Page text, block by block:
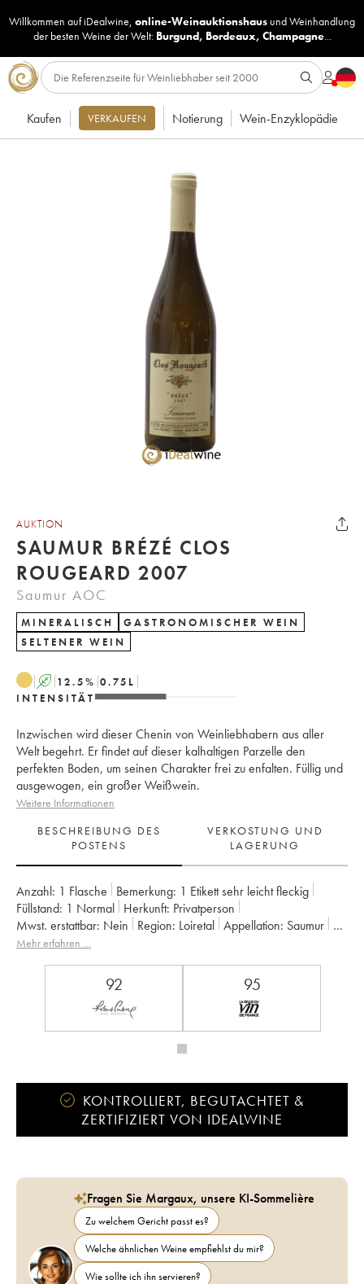
Willkommen auf iDealwine, online-Weinauktionshaus undWeinhandlung
der besten Weine der Welt: Burgund, Bordeaux, Champagne...
Kaufen VERKAUFEN Notierung Wein-Enzyklopädie
AUKTION
SAUMUR BRÉZÉ CLOS
ROUGEARD 2007
Saumur AOC
MINERALISCH
GASTRONOMISCHER WEIN
SELTENER WEIN
A 12.5% 0.75 L
INTENSITÄT
Inzwischen wird dieser Chenin von Weinliebhabern aus aller
Welt begehrt. Er findet auf dieser kalhaltigen Parzelle den
perfekten Boden, um seinen Charakter frei zu enfalten. Füllig und
ausgewogen, ein großer Weißwein.
Weitere Informationen
BESCHREIBUNG DES
POSTENS
VERKOSTUNG UND
LAGERUNG
Anzahl: 1 Flasche Bemerkung: 1 Etikett sehr leicht fleckig
Füllstand: 1 Normal Herkunft:
privatperson
Mwst. erstattbar:
nein Region: Loiretal Appellation:
Saumur
Eigentümer:
Clos Rougeard
Mehr erfahren …
92 95
KONTROLLIERT, BEGUTACHTET &
ZERTIFIZIERT VON IDEALWINE
Fragen Sie Margaux, unsere KI-Sommelière
Zu welchem Gericht passt es?
Welche ähnlichen Weine empfiehlst du mir?
Wie sollte ich ihn servieren?